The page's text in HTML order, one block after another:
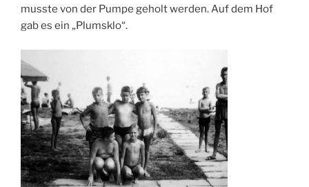
musste von der Pumpe geholt werden. Auf dem Hof
gab es ein „Plumsklo“.